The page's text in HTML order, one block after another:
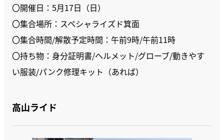
〇開催日：5月17日（日）
〇集合場所：スペシャライズド箕面
〇集合時間/解散予定時間：午前9時/午前11時
〇持ち物：身分証明書/ヘルメット/グローブ/動きやす
い服装/パンク修理キット（あれば）
高山ライド